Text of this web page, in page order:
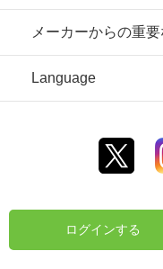
メーカーからの重
Language
ログインする